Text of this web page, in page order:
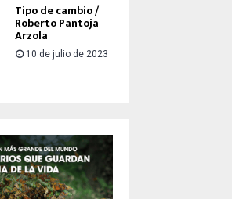
Tipo de cambio /
Roberto Pantoja
Arzola
10 de julio de 2023